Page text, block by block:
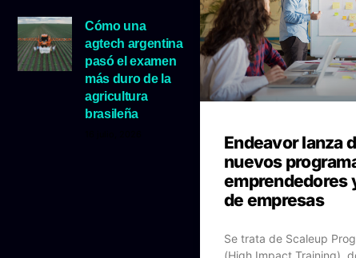
Cómo una
agtech argentina
pasó el examen
más duro de la
agricultura
brasileña
Endeavor lanza
nuevos
emprendedores
de empresas
Se trata de Scaleup
(High Impact Training),